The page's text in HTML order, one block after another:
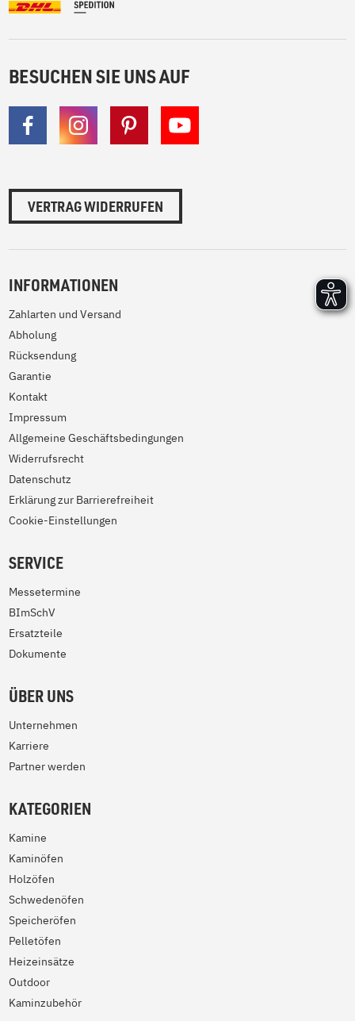
BESUCHEN SIE UNS AUF
VERTRAG WIDERRUFEN
INFORMATIONEN
Zahlarten und Versand
Abholung
Rücksendung
Garantie
Kontakt
Impressum
Allgemeine Geschäftsbedingungen
Widerrufsrecht
Datenschutz
Erklärung zur Barrierefreiheit
Cookie-Einstellungen
SERVICE
Messetermine
BImSchV
Ersatzteile
Dokumente
ÜBER UNS
Unternehmen
Karriere
Partner werden
KATEGORIEN
Kamine
Kaminöfen
Holzöfen
Schwedenöfen
Speicheröfen
Pelletöfen
Heizeinsätze
Outdoor
Kaminzubehör